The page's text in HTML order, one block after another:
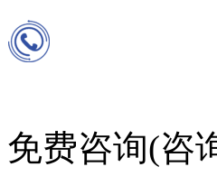
免费咨询(咨